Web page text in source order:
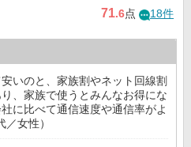
71.6点 18件
いのと、家族割やネット回線割
、家族で使うとみんなお得にな
に比べて通信速度や通信率がよ
女性）